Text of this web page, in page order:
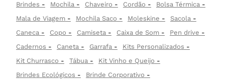
Brindes Mochila Chaveiro Cordão
Bolsa Térmica
Mala de Viagem
Mochila Saco Moleskine
Sacola
Caneca
Copo Camiseta Caixa de Som
Pen drive
Cadernos
Caneta Garrafa
Kits Personalizados
Kit Churrasco
Tábua
Kit Vinho e Queijo
Brindes Ecológicos
Brinde Corporativo